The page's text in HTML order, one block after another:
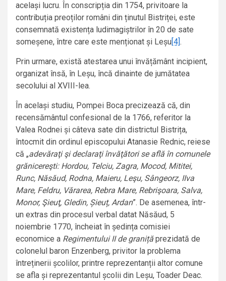
același lucru. În conscripția din 1754, privitoare la
contribuția preoților români din ținutul Bistriței, este
consemnată existența ludimagiștrilor în 20 de sate
someșene, între care este menționat și Leșu [4] .
Prin urmare, există atestarea unui învățământ incipient,
organizat însă, în Leșu, încă dinainte de jumătatea
secolului al XVIII-lea.
În același studiu, Pompei Boca precizează că, din
recensământul confesional de la 1766, referitor la
Valea Rodnei și câteva sate din districtul Bistrița,
întocmit din ordinul episcopului Atanasie Rednic, reiese
că „adevăraţi şi declaraţi învăţători se află în comunele
grănicereşti: Hordou, Telciu, Zagra, Mocod, Mititei,
Runc, Năsăud, Rodna, Maieru, Leşu, Sângeorz, IIva
Mare, Feldru, Vărarea, Rebra Mare, Rebrişoara, Salva,
Monor, Şieuţ, Gledin, Șieuț, Ardan”. De asemenea, într-
un extras din procesul verbal datat Năsăud, 5
noiembrie 1770, încheiat în ședința comisiei
economice a Regimentului II de granițăprezidată de
colonelul baron Enzenberg, privitor la problema
întreținerii școlilor, printre reprezentanții altor comune
se afla și reprezentantul școlii din Leșu, Toader Deac.